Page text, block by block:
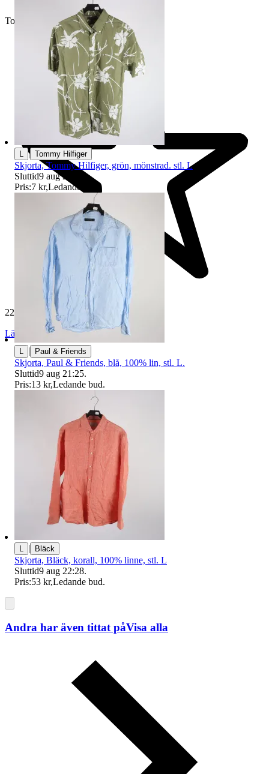
Toppsäljare
229 431 omdömen
Läs omdömen Följ
| Tommy Hilfiger
Skjorta, Tommy Hilfiger, grön, mönstrad. stl. L
Sluttid9 aug 20:33
.
Pris:7 kr,Ledande bud
| Paul & Friends
Skjorta, Paul & Friends, blå, 100% lin, stl. L.
Sluttid9 aug 21:25.
Pris:13 kr,Ledande bud.
| Bläck
Skjorta, Bläck, korall, 100% linne, stl. L
Sluttid9 aug 22:28.
Pris:53 kr,Ledande bud.
Andra har även tittat påVisa alla